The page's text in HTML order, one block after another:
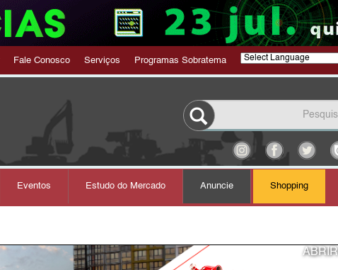
Fale Conosco Serviços Programas Sobratema
Eventos Estudo do Mercado Anuncie Shopping
ABRIR